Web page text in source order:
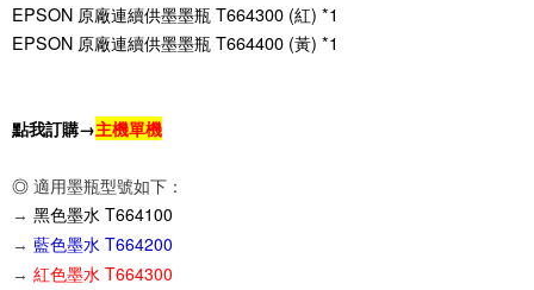
EPSON 原廠連續供墨墨瓶 T664300 (紅) *1
EPSON 原廠連續供墨墨瓶 T664400 (黃) *1
點我訂購→主機單機
◎ 適用墨瓶型號如下：
→ 黑色墨水 T664100
→ 藍色墨水 T664200
→ 紅色墨水 T664300